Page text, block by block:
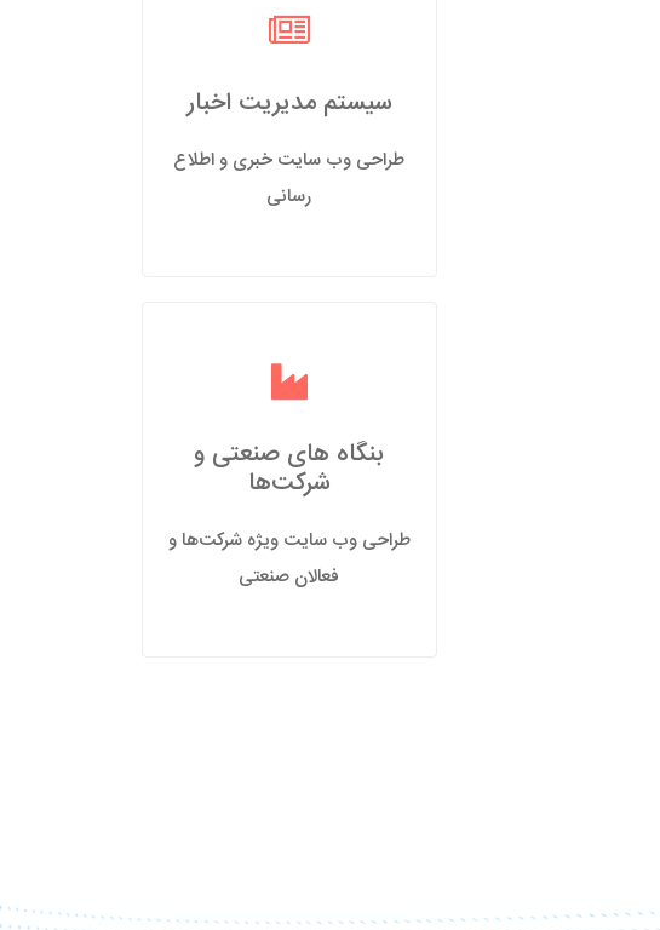
سیستم مدیریت اخبار
طراحی وب سایت خبری و اطلاع
رسانی
بنگاه های صنعتی و
شرکت‌ها
طراحی وب سایت ویژه شرکت‌ها و
فعالان صنعتی